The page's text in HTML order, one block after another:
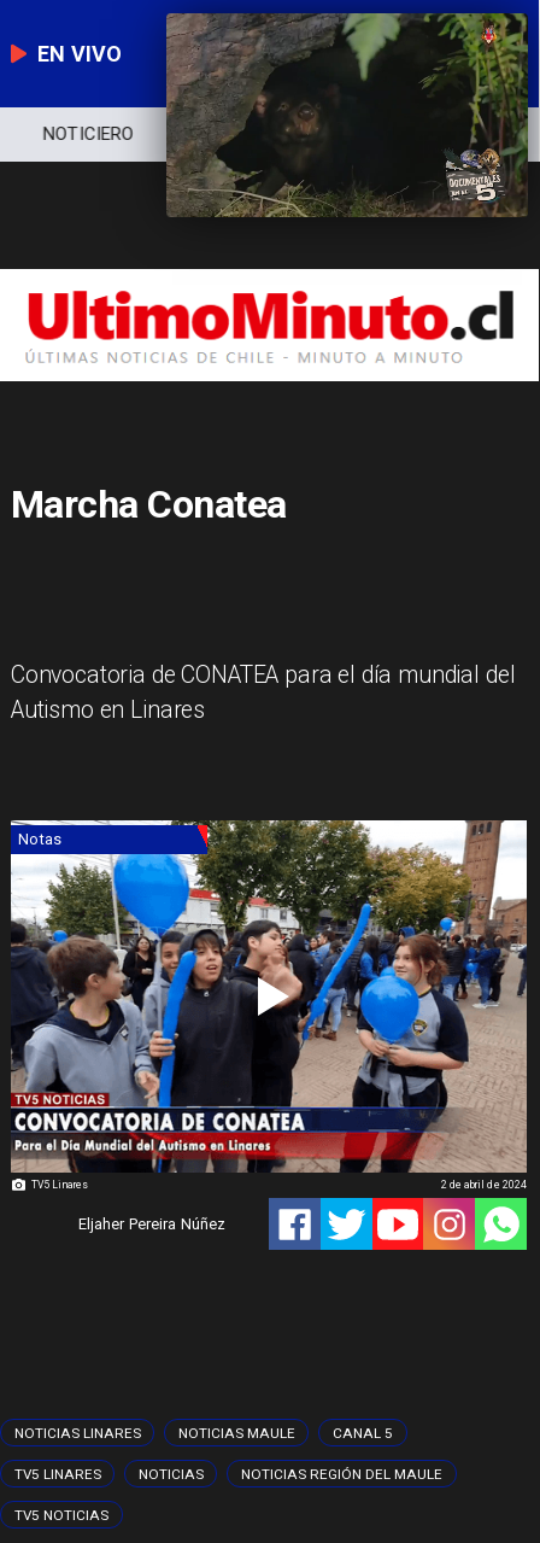
EN VIVO
NOTICIERO POLÍTICA ECONOMÍA
Marcha Conatea
​Convocatoria de CONATEA para el día mundial del
Autismo en Linares
TV5 Linares
Notas
Eljaher Pereira Núñez
2 de abril de 2024
NOTICIAS LINARES NOTICIAS MAULE CANAL 5
TV5 LINARES NOTICIAS NOTICIAS REGIÓN DEL MAULE
TV5 NOTICIAS